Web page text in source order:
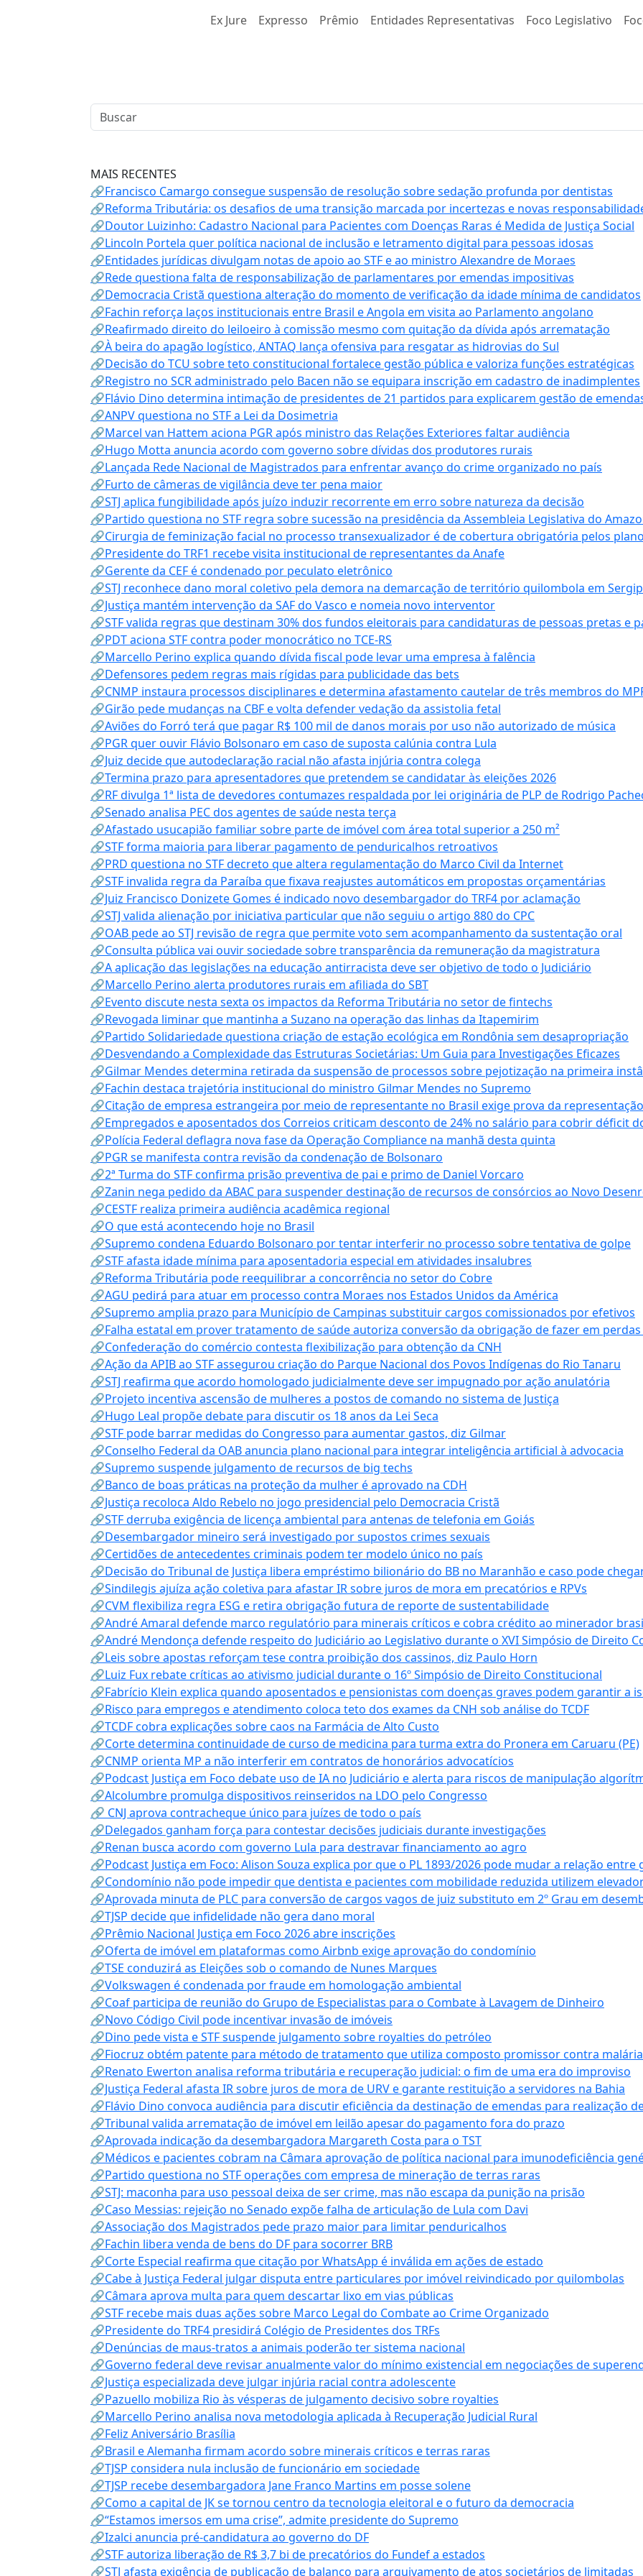
Ex Jure Expresso Prêmio Entidades Representativas Foco Legislativo
MAIS RECENTES
🔗Francisco Camargo consegue suspensão de resolução sobre sedação profunda por dentistas
🔗Reforma Tributária: os desafios de uma transição marcada por incertezas e novas
🔗Doutor Luizinho: Cadastro Nacional para Pacientes com Doenças Raras é Medida de Justiça Social
🔗Lincoln Portela quer política nacional de inclusão e letramento digital para pessoas idosas
🔗Entidades jurídicas divulgam notas de apoio ao STF e ao ministro Alexandre de Moraes
🔗Rede questiona falta de responsabilização de parlamentares por emendas impositivas
🔗Democracia Cristã questiona alteração do momento de verificação da idade mínima de candidatos
🔗Fachin reforça laços institucionais entre Brasil e Angola em visita ao Parlamento angolano
🔗Reafirmado direito do leiloeiro à comissão mesmo com quitação da dívida após arrematação
🔗À beira do apagão logístico, ANTAQ lança ofensiva para resgatar as hidrovias do Sul
🔗Decisão do TCU sobre teto constitucional fortalece gestão pública e valoriza funções estratégicas
🔗Registro no SCR administrado pelo Bacen não se equipara inscrição em cadastro de inadimplentes
🔗Flávio Dino determina intimação de presidentes de 21 partidos para explicarem gestão de
🔗ANPV questiona no STF a Lei da Dosimetria
🔗Marcel van Hattem aciona PGR após ministro das Relações Exteriores faltar audiência
🔗Hugo Motta anuncia acordo com governo sobre dívidas dos produtores rurais
🔗Lançada Rede Nacional de Magistrados para enfrentar avanço do crime organizado no país
🔗Furto de câmeras de vigilância deve ter pena maior
🔗STJ aplica fungibilidade após juízo induzir recorrente em erro sobre natureza da decisão
🔗Partido questiona no STF regra sobre sucessão na presidência da Assembleia Legislativa do
🔗Cirurgia de feminização facial no processo transexualizador é de cobertura obrigatória pelos
🔗Presidente do TRF1 recebe visita institucional de representantes da Anafe
🔗Gerente da CEF é condenado por peculato eletrônico
🔗STJ reconhece dano moral coletivo pela demora na demarcação de território quilombola em
🔗Justiça mantém intervenção da SAF do Vasco e nomeia novo interventor
🔗STF valida regras que destinam 30% dos fundos eleitorais para candidaturas de pessoas pretas e
🔗PDT aciona STF contra poder monocrático no TCE-RS
🔗Marcello Perino explica quando dívida fiscal pode levar uma empresa à falência
🔗Defensores pedem regras mais rígidas para publicidade das bets
🔗CNMP instaura processos disciplinares e determina afastamento cautelar de três membros do
🔗Girão pede mudanças na CBF e volta defender vedação da assistolia fetal
🔗Aviões do Forró terá que pagar R$ 100 mil de danos morais por uso não autorizado de música
🔗PGR quer ouvir Flávio Bolsonaro em caso de suposta calúnia contra Lula
🔗Juiz decide que autodeclaração racial não afasta injúria contra colega
🔗Termina prazo para apresentadores que pretendem se candidatar às eleições 2026
🔗RF divulga 1ª lista de devedores contumazes respaldada por lei originária de PLP de Rodrigo
🔗Senado analisa PEC dos agentes de saúde nesta terça
🔗Afastado usucapião familiar sobre parte de imóvel com área total superior a 250 m²
🔗STF forma maioria para liberar pagamento de penduricalhos retroativos
🔗PRD questiona no STF decreto que altera regulamentação do Marco Civil da Internet
🔗STF invalida regra da Paraíba que fixava reajustes automáticos em propostas orçamentárias
🔗Juiz Francisco Donizete Gomes é indicado novo desembargador do TRF4 por aclamação
🔗STJ valida alienação por iniciativa particular que não seguiu o artigo 880 do CPC
🔗OAB pede ao STJ revisão de regra que permite voto sem acompanhamento da sustentação oral
🔗Consulta pública vai ouvir sociedade sobre transparência da remuneração da magistratura
🔗A aplicação das legislações na educação antirracista deve ser objetivo de todo o Judiciário
🔗Marcello Perino alerta produtores rurais em afiliada do SBT
🔗Evento discute nesta sexta os impactos da Reforma Tributária no setor de fintechs
🔗Revogada liminar que mantinha a Suzano na operação das linhas da Itapemirim
🔗Partido Solidariedade questiona criação de estação ecológica em Rondônia sem desapropriação
🔗Desvendando a Complexidade das Estruturas Societárias: Um Guia para Investigações Eficazes
🔗Gilmar Mendes determina retirada da suspensão de processos sobre pejotização na primeira
🔗Fachin destaca trajetória institucional do ministro Gilmar Mendes no Supremo
🔗Citação de empresa estrangeira por meio de representante no Brasil exige prova da representação
🔗Empregados e aposentados dos Correios criticam desconto de 24% no salário para cobrir déficit
🔗Polícia Federal deflagra nova fase da Operação Compliance na manhã desta quinta
🔗PGR se manifesta contra revisão da condenação de Bolsonaro
🔗2ª Turma do STF confirma prisão preventiva de pai e primo de Daniel Vorcaro
🔗Zanin nega pedido da ABAC para suspender destinação de recursos de consórcios ao Novo
🔗CESTF realiza primeira audiência acadêmica regional
🔗O que está acontecendo hoje no Brasil
🔗Supremo condena Eduardo Bolsonaro por tentar interferir no processo sobre tentativa de golpe
🔗STF afasta idade mínima para aposentadoria especial em atividades insalubres
🔗Reforma Tributária pode reequilibrar a concorrência no setor do Cobre
🔗AGU pedirá para atuar em processo contra Moraes nos Estados Unidos da América
🔗Supremo amplia prazo para Município de Campinas substituir cargos comissionados por efetivos
🔗Falha estatal em prover tratamento de saúde autoriza conversão da obrigação de fazer em perdas
🔗Confederação do comércio contesta flexibilização para obtenção da CNH
🔗Ação da APIB ao STF assegurou criação do Parque Nacional dos Povos Indígenas do Rio Tanaru
🔗STJ reafirma que acordo homologado judicialmente deve ser impugnado por ação anulatória
🔗Projeto incentiva ascensão de mulheres a postos de comando no sistema de Justiça
🔗Hugo Leal propõe debate para discutir os 18 anos da Lei Seca
🔗STF pode barrar medidas do Congresso para aumentar gastos, diz Gilmar
🔗Conselho Federal da OAB anuncia plano nacional para integrar inteligência artificial à advocacia
🔗Supremo suspende julgamento de recursos de big techs
🔗Banco de boas práticas na proteção da mulher é aprovado na CDH
🔗Justiça recoloca Aldo Rebelo no jogo presidencial pelo Democracia Cristã
🔗STF derruba exigência de licença ambiental para antenas de telefonia em Goiás
🔗Desembargador mineiro será investigado por supostos crimes sexuais
🔗Certidões de antecedentes criminais podem ter modelo único no país
🔗Decisão do Tribunal de Justiça libera empréstimo bilionário do BB no Maranhão e caso pode chegar
🔗Sindilegis ajuíza ação coletiva para afastar IR sobre juros de mora em precatórios e RPVs
🔗CVM flexibiliza regra ESG e retira obrigação futura de reporte de sustentabilidade
🔗André Amaral defende marco regulatório para minerais críticos e cobra crédito ao minerador
🔗André Mendonça defende respeito do Judiciário ao Legislativo durante o XVI Simpósio de Direito
🔗Leis sobre apostas reforçam tese contra proibição dos cassinos, diz Paulo Horn
🔗Luiz Fux rebate críticas ao ativismo judicial durante o 16º Simpósio de Direito Constitucional
🔗Fabrício Klein explica quando aposentados e pensionistas com doenças graves podem garantir a
🔗Risco para empregos e atendimento coloca teto dos exames da CNH sob análise do TCDF
🔗TCDF cobra explicações sobre caos na Farmácia de Alto Custo
🔗Corte determina continuidade de curso de medicina para turma extra do Pronera em Caruaru (PE)
🔗CNMP orienta MP a não interferir em contratos de honorários advocatícios
🔗Podcast Justiça em Foco debate uso de IA no Judiciário e alerta para riscos de manipulação
🔗Alcolumbre promulga dispositivos reinseridos na LDO pelo Congresso
🔗 CNJ aprova contracheque único para juízes de todo o país
🔗Delegados ganham força para contestar decisões judiciais durante investigações
🔗Renan busca acordo com governo Lula para destravar financiamento ao agro
🔗Podcast Justiça em Foco: Alison Souza explica por que o PL 1893/2026 pode mudar a relação
🔗Condomínio não pode impedir que dentista e pacientes com mobilidade reduzida utilizem
🔗Aprovada minuta de PLC para conversão de cargos vagos de juiz substituto em 2º Grau em
🔗TJSP decide que infidelidade não gera dano moral
🔗Prêmio Nacional Justiça em Foco 2026 abre inscrições
🔗Oferta de imóvel em plataformas como Airbnb exige aprovação do condomínio
🔗TSE conduzirá as Eleições sob o comando de Nunes Marques
🔗Volkswagen é condenada por fraude em homologação ambiental
🔗Coaf participa de reunião do Grupo de Especialistas para o Combate à Lavagem de Dinheiro
🔗Novo Código Civil pode incentivar invasão de imóveis
🔗Dino pede vista e STF suspende julgamento sobre royalties do petróleo
🔗Fiocruz obtém patente para método de tratamento que utiliza composto promissor contra
🔗Renato Ewerton analisa reforma tributária e recuperação judicial: o fim de uma era do improviso
🔗Justiça Federal afasta IR sobre juros de mora de URV e garante restituição a servidores na Bahia
🔗Flávio Dino convoca audiência para discutir eficiência da destinação de emendas para realização
🔗Tribunal valida arrematação de imóvel em leilão apesar do pagamento fora do prazo
🔗Aprovada indicação da desembargadora Margareth Costa para o TST
🔗Médicos e pacientes cobram na Câmara aprovação de política nacional para imunodeficiência
🔗Partido questiona no STF operações com empresa de mineração de terras raras
🔗STJ: maconha para uso pessoal deixa de ser crime, mas não escapa da punição na prisão
🔗Caso Messias: rejeição no Senado expõe falha de articulação de Lula com Davi
🔗Associação dos Magistrados pede prazo maior para limitar penduricalhos
🔗Fachin libera venda de bens do DF para socorrer BRB
🔗Corte Especial reafirma que citação por WhatsApp é inválida em ações de estado
🔗Cabe à Justiça Federal julgar disputa entre particulares por imóvel reivindicado por quilombolas
🔗Câmara aprova multa para quem descartar lixo em vias públicas
🔗STF recebe mais duas ações sobre Marco Legal do Combate ao Crime Organizado
🔗Presidente do TRF4 presidirá Colégio de Presidentes dos TRFs
🔗Denúncias de maus-tratos a animais poderão ter sistema nacional
🔗Governo federal deve revisar anualmente valor do mínimo existencial em negociações de
🔗Justiça especializada deve julgar injúria racial contra adolescente
🔗Pazuello mobiliza Rio às vésperas de julgamento decisivo sobre royalties
🔗Marcello Perino analisa nova metodologia aplicada à Recuperação Judicial Rural
🔗Feliz Aniversário Brasília
🔗Brasil e Alemanha firmam acordo sobre minerais críticos e terras raras
🔗TJSP considera nula inclusão de funcionário em sociedade
🔗TJSP recebe desembargadora Jane Franco Martins em posse solene
🔗Como a capital de JK se tornou centro da tecnologia eleitoral e o futuro da democracia
🔗“Estamos imersos em uma crise”, admite presidente do Supremo
🔗Izalci anuncia pré-candidatura ao governo do DF
🔗STF autoriza liberação de R$ 3,7 bi de precatórios do Fundef a estados
🔗STJ afasta exigência de publicação de balanço para arquivamento de atos societários de limitadas